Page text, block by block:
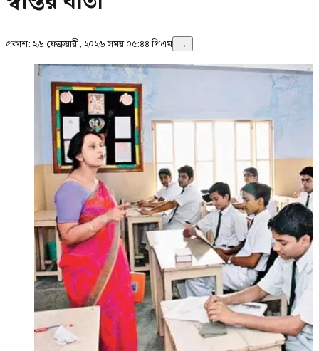
প্রকাশ: ২৬ ফেব্রুয়ারী, ২০২৬ সময় ০৫:৪৪ পিএম →